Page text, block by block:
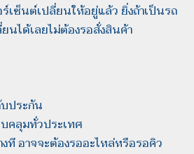
เซ็นต์เปลี่ยนให้อยู่แล้ว ยิ่งถ้าเป็นรถ
นได้เลยไม่ต้องรอสั่งสินค้า
บประกัน
คลุมทั่วประเทศ
ที อาจจะต้องรออะไหล่หรือรอคิว